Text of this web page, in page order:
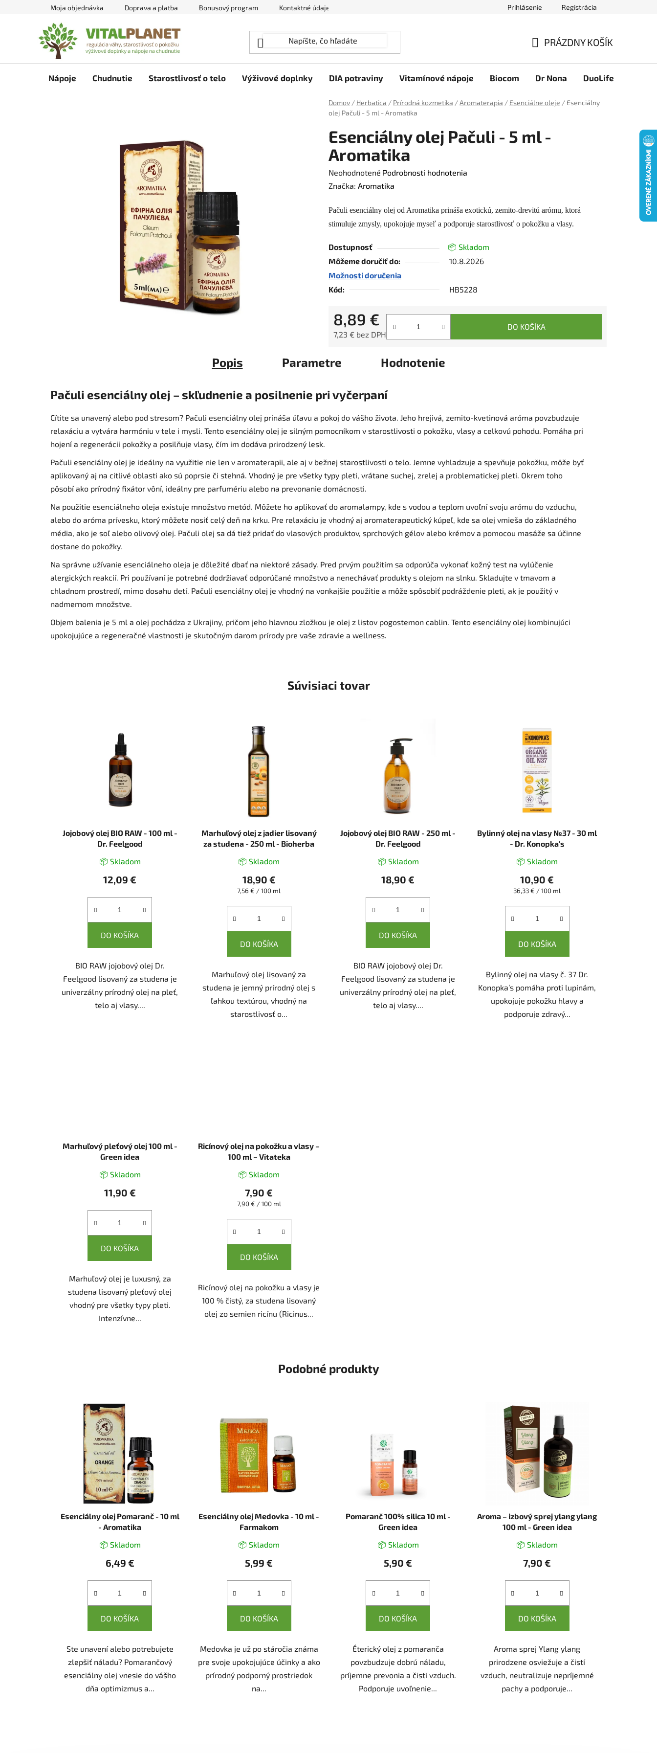
Moja objednávka Doprava a platba Bonusový program Kontaktné údaje Ako nakupovať Obchodné podmienky
Prihlásenie Registrácia
KOŠÍK
PRÁZDNY KOŠÍK
Nápoje Chudnutie Starostlivosť o telo Výživové doplnky DIA potraviny Vitamínové nápoje Biocom Dr Nona DuoLife
Domov / Herbatica / Prírodná kozmetika /Aromaterapia / Esenciálne oleje / Esenciálny
olej Pačuli - 5 ml - Aromatika
Esenciálny olej Pačuli - 5 ml -
Aromatika
Priemerné
hodnotenie
je
0,0
5
hviezdičiek.
Neohodnotené Podrobnosti hodnotenia
Značka: Aromatika
Pačuli esenciálny olej od Aromatika prináša exotickú, zemito-drevitú arómu, ktorá
stimuluje zmysly, upokojuje myseľ a podporuje starostlivosť o pokožku a vlasy.
Dostupnosť
📦 Skladom
Môžeme doručiť do:
10.8.2026
Možnosti doručenia
Kód:
HB5228
8,89 €
7,23 € bez DPH
DO KOŠÍKA
Popis Parametre Hodnotenie
Pačuli esenciálny olej – skľudnenie a posilnenie pri vyčerpaní
Cítite sa unavený alebo pod stresom? Pačuli esenciálny olej prináša úľavu a pokoj do vášho života. Jeho hrejivá, zemito-kvetinová aróma povzbudzuje
relaxáciu a vytvára harmóniu v tele i mysli. Tento esenciálny olej je silným pomocníkom v starostlivosti o pokožku, vlasy a celkovú pohodu. Pomáha pri
hojení a regenerácii pokožky a posilňuje vlasy, čím im dodáva prirodzený lesk.
Pačuli esenciálny olej je ideálny na využitie nie len v aromaterapii, ale aj v bežnej starostlivosti o telo. Jemne vyhladzuje a spevňuje pokožku, môže byť
aplikovaný aj na citlivé oblasti ako sú poprsie či stehná. Vhodný je pre všetky typy pleti, vrátane suchej, zrelej a problematickej pleti. Okrem toho
pôsobí ako prírodný fixátor vôní, ideálny pre parfumériu alebo na prevonanie domácnosti.
Na použitie esenciálneho oleja existuje množstvo metód. Môžete ho aplikovať do aromalampy, kde s vodou a teplom uvoľní svoju arómu do vzduchu,
alebo do aróma prívesku, ktorý môžete nosiť celý deň na krku. Pre relaxáciu je vhodný aj aromaterapeutický kúpeľ, kde sa olej vmieša do základného
média, ako je soľ alebo olivový olej. Pačuli olej sa dá tiež pridať do vlasových produktov, sprchových gélov alebo krémov a pomocou masáže sa účinne
dostane do pokožky.
Na správne užívanie esenciálneho oleja je dôležité dbať na niektoré zásady. Pred prvým použitím sa odporúča vykonať kožný test na vylúčenie
alergických reakcií. Pri používaní je potrebné dodržiavať odporúčané množstvo a nenechávať produkty s olejom na slnku. Skladujte v tmavom a
chladnom prostredí, mimo dosahu detí. Pačuli esenciálny olej je vhodný na vonkajšie použitie a môže spôsobiť podráždenie pleti, ak je použitý v
nadmernom množstve.
Objem balenia je 5 ml a olej pochádza z Ukrajiny, pričom jeho hlavnou zložkou je olej z listov pogostemon cablin. Tento esenciálny olej kombinujúci
upokojujúce a regeneračné vlastnosti je skutočným darom prírody pre vaše zdravie a wellness.
Súvisiaci tovar
Jojobový olej BIO RAW - 100 ml -
Dr. Feelgood
📦 Skladom
12,09 €
DO KOŠÍKA
BIO RAW jojobový olej Dr.
Feelgood lisovaný za studena je
univerzálny prírodný olej na pleť,
telo aj vlasy....
Marhuľový olej z jadier lisovaný
za studena - 250 ml - Bioherba
📦 Skladom
18,90 €
Jednotková
7,56 € / 100 ml
DO KOŠÍKA
Marhuľový olej lisovaný za
studena je jemný prírodný olej s
ľahkou textúrou, vhodný na
starostlivosť o...
Jojobový olej BIO RAW - 250 ml -
Dr. Feelgood
📦 Skladom
18,90 €
DO KOŠÍKA
BIO RAW jojobový olej Dr.
Feelgood lisovaný za studena je
univerzálny prírodný olej na pleť,
telo aj vlasy....
Bylinný olej na vlasy №37 - 30 ml
- Dr. Konopka's
📦 Skladom
10,90 €
Jednotková
36,33 € / 100 ml
DO KOŠÍKA
Bylinný olej na vlasy č. 37 Dr.
Konopka’s pomáha proti lupinám,
upokojuje pokožku hlavy a
podporuje zdravý...
Marhuľový pleťový olej 100 ml -
Green idea
📦 Skladom
11,90 €
DO KOŠÍKA
Marhuľový olej je luxusný, za
studena lisovaný pleťový olej
vhodný pre všetky typy pleti.
Intenzívne...
Ricínový olej na pokožku a vlasy –
100 ml – Vitateka
📦 Skladom
7,90 €
Jednotková
7,90 € / 100 ml
DO KOŠÍKA
Ricínový olej na pokožku a vlasy je
100 % čistý, za studena lisovaný
olej zo semien ricínu (Ricinus...
Podobné produkty
Esenciálny olej Pomaranč - 10 ml
- Aromatika
📦 Skladom
6,49 €
DO KOŠÍKA
Ste unavení alebo potrebujete
zlepšiť náladu? Pomarančový
esenciálny olej vnesie do vášho
dňa optimizmus a...
Esenciálny olej Medovka - 10 ml -
Farmakom
📦 Skladom
5,99 €
DO KOŠÍKA
Medovka je už po stáročia známa
pre svoje upokojujúce účinky a ako
prírodný podporný prostriedok
na...
Pomaranč 100% silica 10 ml -
Green idea
📦 Skladom
5,90 €
DO KOŠÍKA
Éterický olej z pomaranča
povzbudzuje dobrú náladu,
príjemne prevonia a čistí vzduch.
Podporuje uvoľnenie...
Aroma – izbový sprej ylang ylang
100 ml - Green idea
📦 Skladom
7,90 €
DO KOŠÍKA
Aroma sprej Ylang ylang
prirodzene osviežuje a čistí
vzduch, neutralizuje nepríjemné
pachy a podporuje...